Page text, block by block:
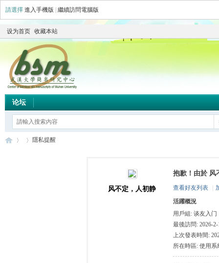
請選擇 進入手機版 繼續訪問電腦版
设为首页 收藏本站
论坛
隱私提醒
风不定，人初静
抱歉！由於 风
查看好友列表
活躍概況
用戶組: 谈友入门
最後訪問: 2026-2-
上次發表時間:
所在時區: 使用系